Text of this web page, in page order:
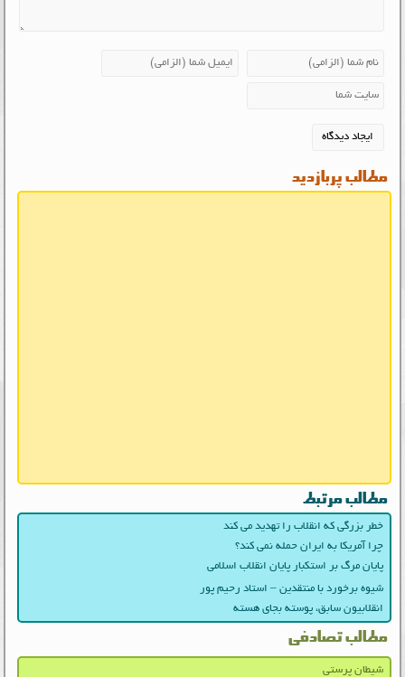
مطالب پربازدید
مطالب مرتبط
خطر بزرگی که انقلاب را تهدید می کند
چرا آمریکا به ایران حمله نمی کند؟
پایان مرگ بر استکبار پایان انقلاب اسلامی
شیوه برخورد با منتقدین – استاد رحیم پور
انقلابیون سابق، پوسته بجای هسته
مطالب تصادفی
شیطان پرستی